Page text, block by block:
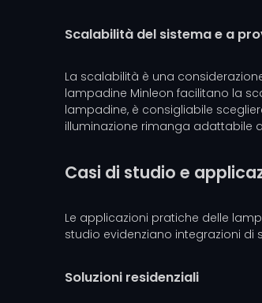
Scalabilità del sistema e a
La scalabilità è una
lampadine Minleon facilitano la
lampadine, è consigliabile
illuminazione rimanga adattabile
Casi di studio e
Le applicazioni pratiche delle
studio evidenziano integrazioni di
Soluzioni residenziali